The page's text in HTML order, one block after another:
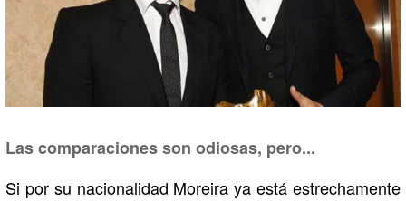
Las comparaciones son odiosas, pero...
Si por su nacionalidad Moreira ya está estrechamente